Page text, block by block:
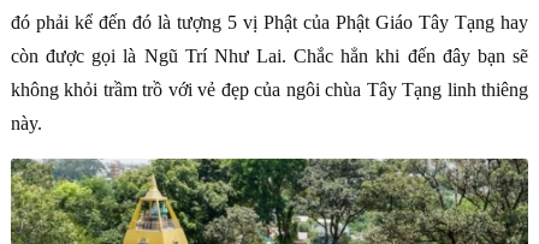
đó phải kể đến đó là tượng 5 vị Phật của Phật Giáo Tây Tạng hay
còn được gọi là Ngũ Trí Như Lai. Chắc hẳn khi đến đây bạn sẽ
không khỏi trầm trồ với vẻ đẹp của ngôi chùa Tây Tạng linh thiêng
này.